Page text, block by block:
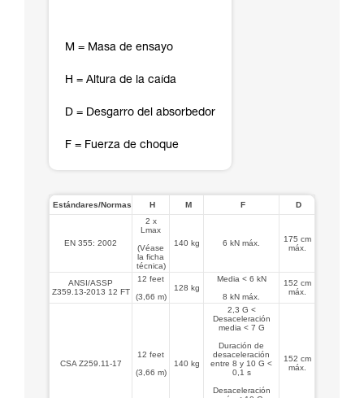
M = Masa de ensayo
H = Altura de la caída
D = Desgarro del absorbedor
F = Fuerza de choque
Estándares/Normas H M F D
EN 355: 2002
2 x
Lmax
(Véase
la ficha
técnica)
140 kg 6 kN máx.
175 cm
máx.
ANSI/ASSP
Z359.13-2013 12 FT
12 feet
(3,66 m)
128 kg
Media < 6 kN
8 kN máx.
152 cm
máx.
CSA Z259.11-17
12 feet
(3,66 m)
140 kg
2,3 G <
Desaceleración
media < 7 G
Duración de
desaceleración
entre 8 y 10 G <
0,1 s
Desaceleración
152 cm
máx.